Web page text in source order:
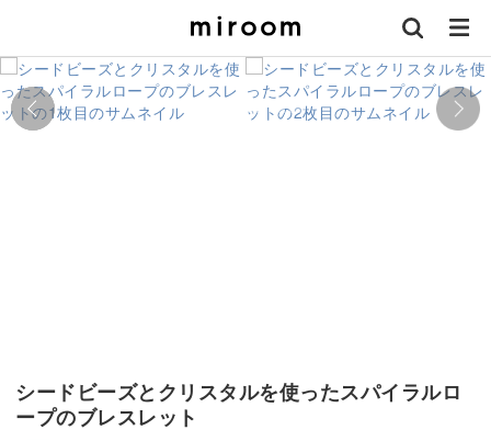
シードビーズとクリスタルを使ったスパイラルロ
ープのブレスレット